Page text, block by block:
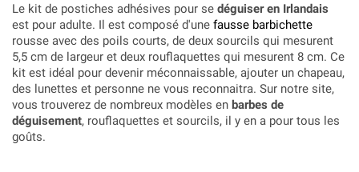
Le kit de postiches adhésives pour se déguiser en Irlandais
est pour adulte. Il est composé d'une fausse barbichette
rousse avec des poils courts, de deux sourcils qui mesurent
5,5 cm de largeur et deux rouflaquettes qui mesurent 8 cm. Ce
kit est idéal pour devenir méconnaissable, ajouter un chapeau,
des lunettes et personne ne vous reconnaitra. Sur notre site,
vous trouverez de nombreux modèles en barbes de
déguisement, rouflaquettes et sourcils, il y en a pour tous les
goûts.